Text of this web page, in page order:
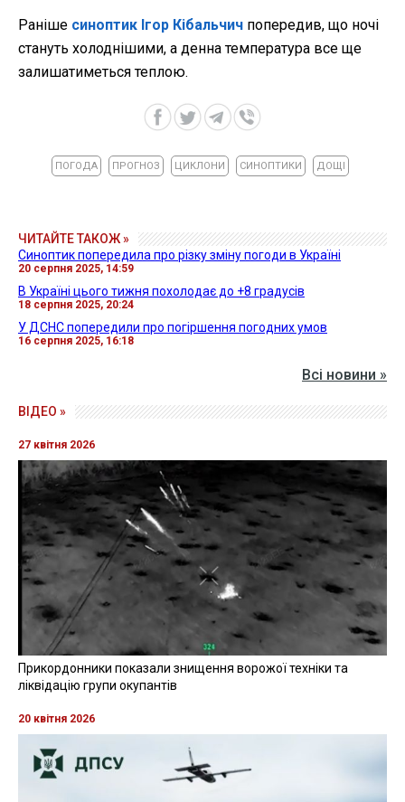
Раніше синоптик Ігор Кібальчич попередив, що ночі
стануть холоднішими, а денна температура все ще
залишатиметься теплою.
ПОГОДА ПРОГНОЗ ЦИКЛОНИ СИНОПТИКИ ДОЩІ
ЧИТАЙТЕ ТАКОЖ »
Синоптик попередила про різку зміну погоди в Україні
20 серпня 2025, 14:59
В Україні цього тижня похолодає до +8 градусів
18 серпня 2025, 20:24
У ДСНС попередили про погіршення погодних умов
16 серпня 2025, 16:18
Всі новини »
ВІДЕО »
27 квітня 2026
Прикордонники показали знищення ворожої техніки та
ліквідацію групи окупантів
20 квітня 2026